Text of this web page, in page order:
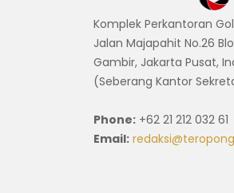
Komplek Perkantoran
Jalan Majapahit No.26
Gambir, Jakarta Pusat,
(Seberang Kantor
Phone: +62 21 212 032 61
Email: